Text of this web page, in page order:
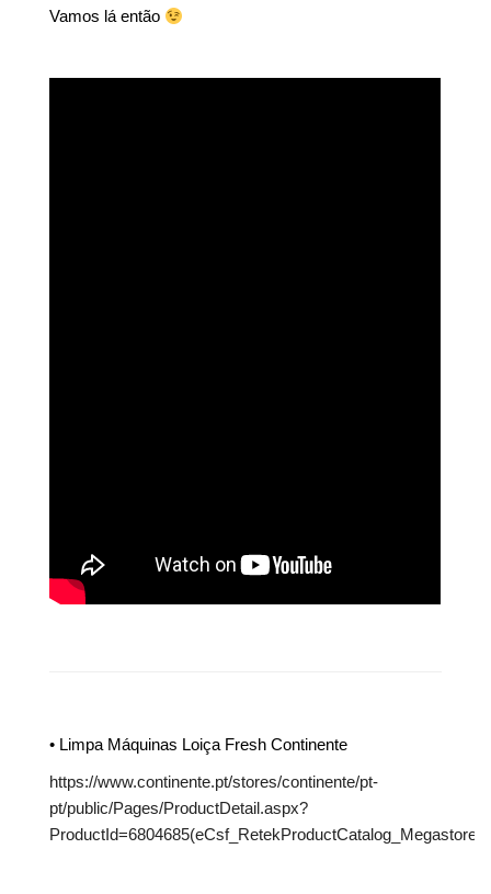
Vamos lá então
• Limpa Máquinas Loiça Fresh Continente
https://www.continente.pt/stores/continente/pt-
pt/public/Pages/ProductDetail.aspx?